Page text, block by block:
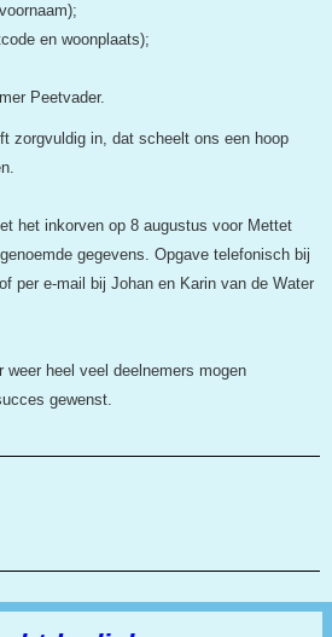
en woonplaats);
Peetvader.
zorgvuldig in, dat scheelt ons een hoop
het inkorven op 8 augustus voor Mettet
gegevens. Opgave telefonisch bij
per e-mail bij Johan en Karin van de Water
heel veel deelnemers mogen
gewenst.